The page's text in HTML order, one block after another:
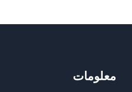
معلومات